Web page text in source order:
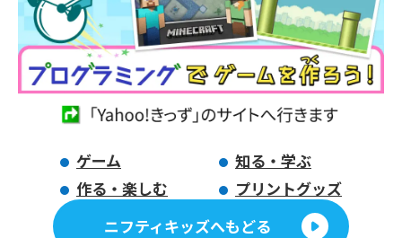
ゲーム
知る・学ぶ
作る・楽しむ
プリントグッズ
ニフティキッズへもどる